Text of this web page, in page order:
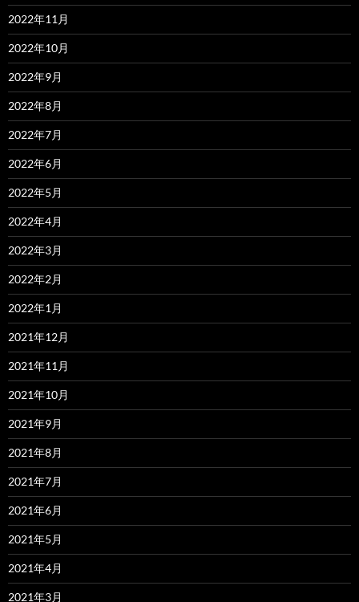
2022年11月
2022年10月
2022年9月
2022年8月
2022年7月
2022年6月
2022年5月
2022年4月
2022年3月
2022年2月
2022年1月
2021年12月
2021年11月
2021年10月
2021年9月
2021年8月
2021年7月
2021年6月
2021年5月
2021年4月
2021年3月